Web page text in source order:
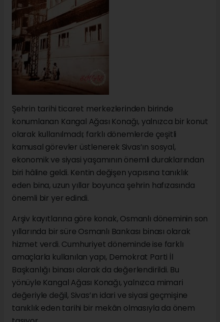
Şehrin tarihi ticaret merkezlerinden birinde
konumlanan Kangal Ağası Konağı, yalnızca bir konut
olarak kullanılmadı; farklı dönemlerde çeşitli
kamusal görevler üstlenerek Sivas’ın sosyal,
ekonomik ve siyasi yaşamının önemli duraklarından
biri hâline geldi. Kentin değişen yapısına tanıklık
eden bina, uzun yıllar boyunca şehrin hafızasında
önemli bir yer edindi.
Arşiv kayıtlarına göre konak, Osmanlı döneminin son
yıllarında bir süre Osmanlı Bankası binası olarak
hizmet verdi. Cumhuriyet döneminde ise farklı
amaçlarla kullanılan yapı, Demokrat Parti İl
Başkanlığı binası olarak da değerlendirildi. Bu
yönüyle Kangal Ağası Konağı, yalnızca mimari
değeriyle değil, Sivas’ın idari ve siyasi geçmişine
tanıklık eden tarihi bir mekân olmasıyla da önem